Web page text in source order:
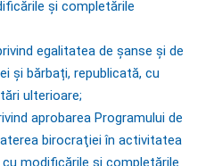
și completările
egalitatea de şanse şi de
şi bărbați, republicată, cu
ulterioare;
aprobarea Programului de
birocraţiei în activitatea
modificările și completările